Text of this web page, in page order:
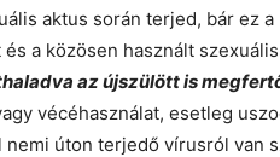
aktus során terjed, bár ez
a közösen használt
az újszülött is
vécéhasználat, esetleg
nemi úton terjedő vírusról van